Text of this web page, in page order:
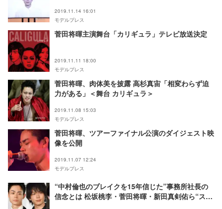
2019.11.14 16:01
モデルプレス
菅田将暉主演舞台「カリギュラ」テレビ放送決定
2019.11.11 18:00
モデルプレス
菅田将暉、肉体美を披露 高杉真宙「相変わらず迫
力がある」＜舞台 カリギュラ＞
2019.11.08 15:03
モデルプレス
菅田将暉、ツアーファイナル公演のダイジェスト映
像を公開
2019.11.07 12:24
モデルプレス
“中村倫也のブレイクを15年信じた”事務所社長の
信念とは 松坂桃李・菅田将暉・新田真剣佑ら“スタ